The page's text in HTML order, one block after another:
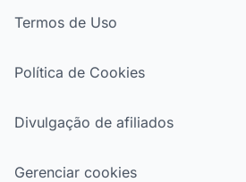
Termos de Uso
Política de Cookies
Divulgação de afiliados
Gerenciar cookies